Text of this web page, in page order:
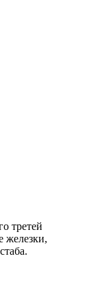
третей
железки,